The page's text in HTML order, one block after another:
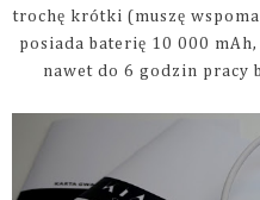
trochę krótki (muszę
posiada baterię 10 000
nawet do 6 godzin pracy